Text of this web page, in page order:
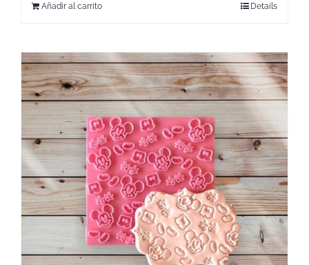
Añadir al carrito Details